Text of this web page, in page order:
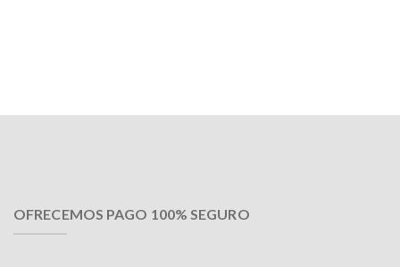
OFRECEMOS PAGO 100% SEGURO